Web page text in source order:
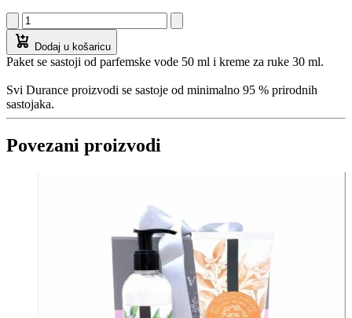
Dodaj u košaricu
Paket se sastoji od parfemske vode 50 ml i kreme za ruke 30 ml.
Svi Durance proizvodi se sastoje od minimalno 95 % prirodnih
sastojaka.
Povezani proizvodi